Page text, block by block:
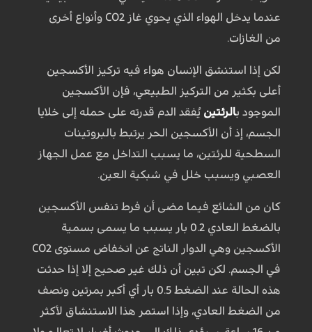
عندما يدخل الهواء الذي يحوي غاز CO2 وأنواع أخرى
من الغازات.
لكن إذا استنشق الإنسان هواء فيه تركيز الأكسجين
أعلى بكثير من التركيز الطبيعي، فإن الأكسجين
الموجود بالرئتين يُفقد الدم قدرته على حمله إلى خلايا
الجسم، إذ أن الأكسجين الحر يرتبط بالبروتينات
السطحية للرئتين، ما يسبب التداخل مع عمل الجهاز
العصبي ويسبب خلل في شبكية العين.
كان من الشائع فيما مضى أن فرط تنفس الأكسجين
بالضغط العادي 0.2 بار يسبب ما يسمى بسمية
الأكسجين وهي الدوار الناتج عن انخفاض مستوى CO2
في الجسم. لكن تبين أن ذلك غير صحيح إلا إذا حدثت
هذه الحالة عند الضغط 0.5 بار أي أكبر بمرتين ونصف
من الضغط العادي، وإذا استمر هذا الاستنشاق لأكثر